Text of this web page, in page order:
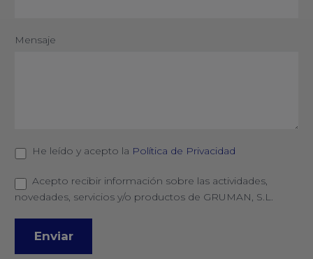
Mensaje
He leído y acepto la Política de Privacidad
Acepto recibir información sobre las actividades,
novedades, servicios y/o productos de GRUMAN, S.L.